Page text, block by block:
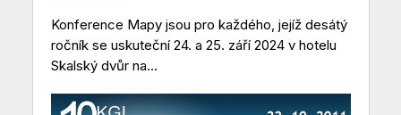
Konference Mapy jsou pro každého, jejíž desátý
ročník se uskuteční 24. a 25. září 2024 v hotelu
Skalský dvůr na...